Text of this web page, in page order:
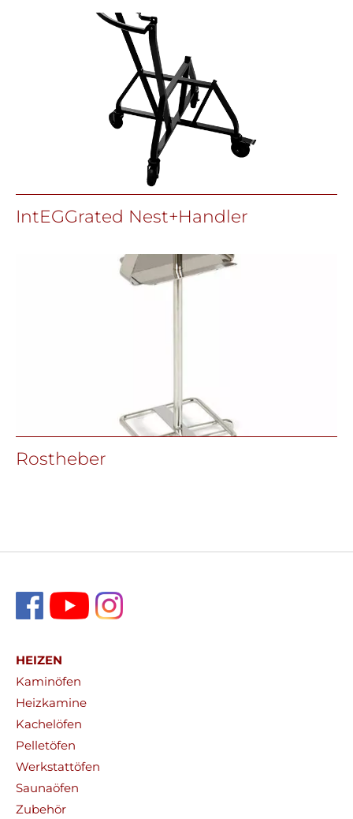
IntEGGrated Nest+Handler
Rostheber
HEIZEN
Kaminöfen
Heizkamine
Kachelöfen
Pelletöfen
Werkstattöfen
Saunaöfen
Zubehör